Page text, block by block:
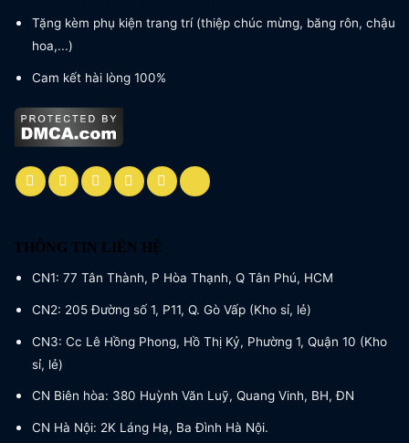
Tặng kèm phụ kiện trang trí (thiệp chúc mừng, băng rôn, chậu
hoa,...)
Cam kết hài lòng 100%
THÔNG TIN LIÊN HỆ
CN1: 77 Tân Thành, P Hòa Thạnh, Q Tân Phú, HCM
CN2: 205 Đường số 1, P11, Q. Gò Vấp (Kho sỉ, lẻ)
CN3: Cc Lê Hồng Phong, Hồ Thị Kỷ, Phường 1, Quận 10 (Kho
sỉ, lẻ)
CN Biên hòa: 380 Huỳnh Văn Luỹ, Quang Vinh, BH, ĐN
CN Hà Nội: 2K Láng Hạ, Ba Đình Hà Nội.